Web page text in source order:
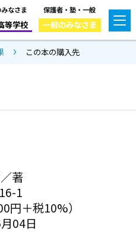
なさま
等学校
保護者・塾・一般
一般のみなさま
この本の購入先
著
1
円＋税10%）
04日